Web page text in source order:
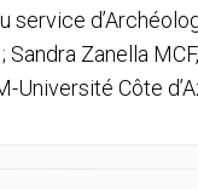
service
; Sandra Zanella
Université Côte